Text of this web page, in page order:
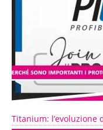
Titanium: l’evoluzione